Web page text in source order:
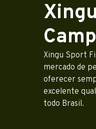
Xingu Sport
mercado de
oferecer
excelente
todo Brasil.